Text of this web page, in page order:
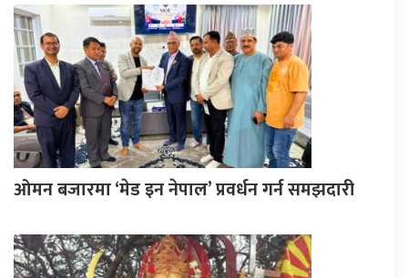
ओमन बजारमा ‘मेड इन नेपाल’ प्रवर्धन गर्न समझदारी